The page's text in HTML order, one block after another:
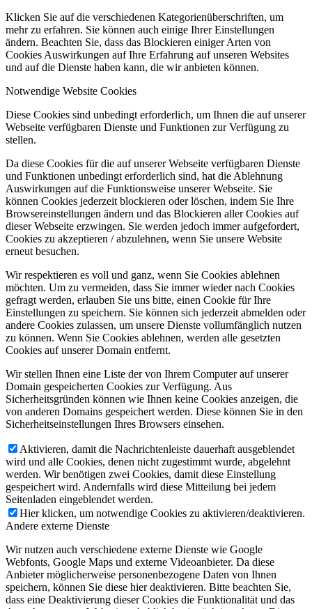
Klicken Sie auf die verschiedenen Kategorienüberschriften, um
mehr zu erfahren. Sie können auch einige Ihrer Einstellungen
ändern. Beachten Sie, dass das Blockieren einiger Arten von
Cookies Auswirkungen auf Ihre Erfahrung auf unseren Websites
und auf die Dienste haben kann, die wir anbieten können.
Notwendige Website Cookies
Diese Cookies sind unbedingt erforderlich, um Ihnen die auf unserer
Webseite verfügbaren Dienste und Funktionen zur Verfügung zu
stellen.
Da diese Cookies für die auf unserer Webseite verfügbaren Dienste
und Funktionen unbedingt erforderlich sind, hat die Ablehnung
Auswirkungen auf die Funktionsweise unserer Webseite. Sie
können Cookies jederzeit blockieren oder löschen, indem Sie Ihre
Browsereinstellungen ändern und das Blockieren aller Cookies auf
dieser Webseite erzwingen. Sie werden jedoch immer aufgefordert,
Cookies zu akzeptieren / abzulehnen, wenn Sie unsere Website
erneut besuchen.
Wir respektieren es voll und ganz, wenn Sie Cookies ablehnen
möchten. Um zu vermeiden, dass Sie immer wieder nach Cookies
gefragt werden, erlauben Sie uns bitte, einen Cookie für Ihre
Einstellungen zu speichern. Sie können sich jederzeit abmelden oder
andere Cookies zulassen, um unsere Dienste vollumfänglich nutzen
zu können. Wenn Sie Cookies ablehnen, werden alle gesetzten
Cookies auf unserer Domain entfernt.
Wir stellen Ihnen eine Liste der von Ihrem Computer auf unserer
Domain gespeicherten Cookies zur Verfügung. Aus
Sicherheitsgründen können wie Ihnen keine Cookies anzeigen, die
von anderen Domains gespeichert werden. Diese können Sie in den
Sicherheitseinstellungen Ihres Browsers einsehen.
Aktivieren, damit die Nachrichtenleiste dauerhaft ausgeblendet
wird und alle Cookies, denen nicht zugestimmt wurde, abgelehnt
werden. Wir benötigen zwei Cookies, damit diese Einstellung
gespeichert wird. Andernfalls wird diese Mitteilung bei jedem
Seitenladen eingeblendet werden.
Hier klicken, um notwendige Cookies zu aktivieren/deaktivieren.
Andere externe Dienste
Wir nutzen auch verschiedene externe Dienste wie Google
Webfonts, Google Maps und externe Videoanbieter. Da diese
Anbieter möglicherweise personenbezogene Daten von Ihnen
speichern, können Sie diese hier deaktivieren. Bitte beachten Sie,
dass eine Deaktivierung dieser Cookies die Funktionalität und das